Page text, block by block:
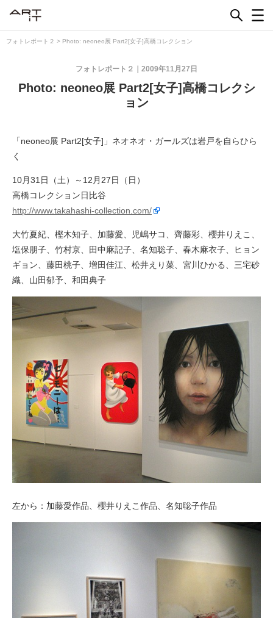
フォトレポート２ > Photo: neoneo展 Part2[女子]高橋コレクション
2009年11月27日
フォトレポート２
Photo: neoneo展 Part2[女子]高橋コレクシ
ョン
「neoneo展 Part2[女子]」ネオネオ・ガールズは岩戸を自らひら
く
10月31日（土）～12月27日（日）
高橋コレクション日比谷
http://www.takahashi-collection.com/
大竹夏紀、樫木知子、加藤愛、児嶋サコ、齊藤彩、櫻井りえこ、
塩保朋子、竹村京、田中麻記子、名知聡子、春木麻衣子、ヒョン
ギョン、藤田桃子、増田佳江、松井えり菜、宮川ひかる、三宅砂
織、山田郁予、和田典子
左から：加藤愛作品、櫻井りえこ作品、名知聡子作品